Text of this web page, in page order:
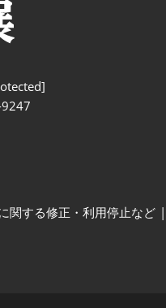
関する修正・利用停止など